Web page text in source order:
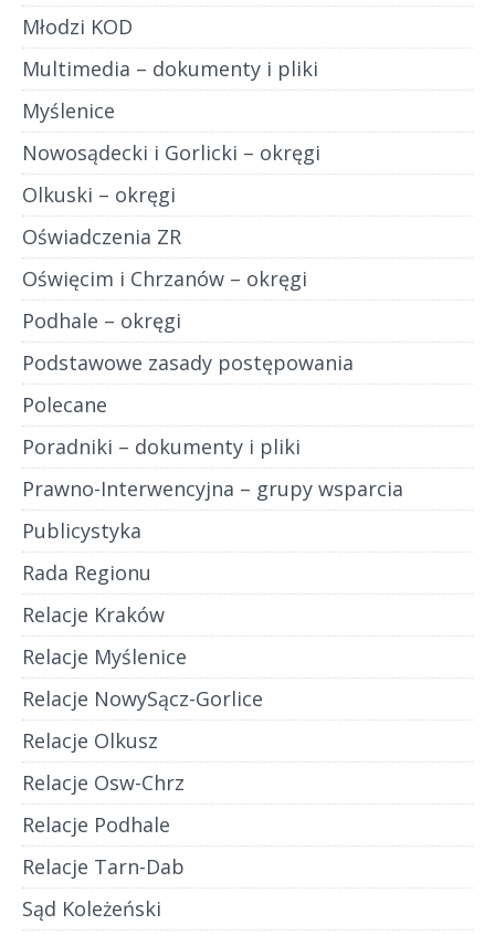
Młodzi KOD
Multimedia – dokumenty i pliki
Myślenice
Nowosądecki i Gorlicki – okręgi
Olkuski – okręgi
Oświadczenia ZR
Oświęcim i Chrzanów – okręgi
Podhale – okręgi
Podstawowe zasady postępowania
Polecane
Poradniki – dokumenty i pliki
Prawno-Interwencyjna – grupy wsparcia
Publicystyka
Rada Regionu
Relacje Kraków
Relacje Myślenice
Relacje NowySącz-Gorlice
Relacje Olkusz
Relacje Osw-Chrz
Relacje Podhale
Relacje Tarn-Dab
Sąd Koleżeński